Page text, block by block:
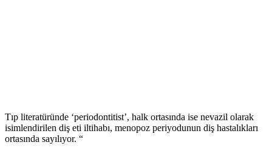
Tıp literatüründe ‘periodontitist’, halk ortasında ise nevazil olarak
isimlendirilen diş eti iltihabı, menopoz periyodunun diş hastalıkları
ortasında sayılıyor. “